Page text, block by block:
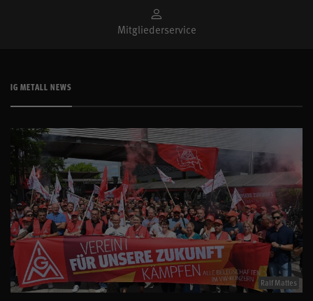
igmetall.de
Kontrast
Mitglied werden
Mitgliederservice
IG METALL NEWS
Ralf Mattes